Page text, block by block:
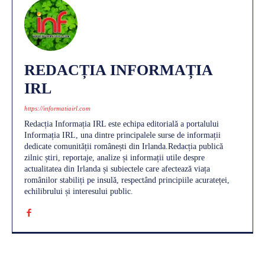
REDACȚIA INFORMAȚIA
IRL
https://informatiairl.com
Redacția Informația IRL este echipa editorială a portalului
Informația IRL, una dintre principalele surse de informații
dedicate comunității românești din Irlanda.Redacția publică
zilnic știri, reportaje, analize și informații utile despre
actualitatea din Irlanda și subiectele care afectează viața
românilor stabiliți pe insulă, respectând principiile acurateței,
echilibrului și interesului public.